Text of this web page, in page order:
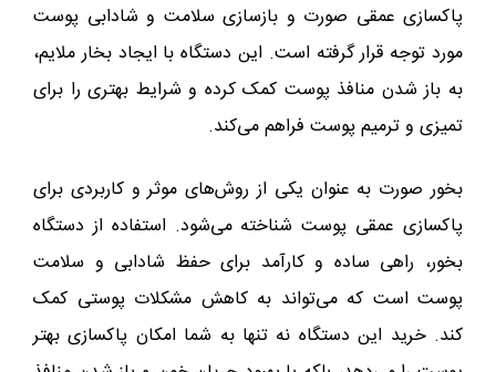
پاکسازی عمقی صورت و بازسازی سلامت و شادابی پوست
مورد توجه قرار گرفته است. این دستگاه با ایجاد بخار ملایم،
به باز شدن منافذ پوست کمک کرده و شرایط بهتری را برای
تمیزی و ترمیم پوست فراهم می‌کند.
بخور صورت به عنوان یکی از روش‌های موثر و کاربردی برای
پاکسازی عمقی پوست شناخته می‌شود. استفاده از دستگاه
بخور، راهی ساده و کارآمد برای حفظ شادابی و سلامت
پوست است که می‌تواند به کاهش مشکلات پوستی کمک
کند. خرید این دستگاه نه تنها به شما امکان پاکسازی بهتر